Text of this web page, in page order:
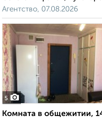
Агентство, 07.08.2026
5
Комната в общежитии,